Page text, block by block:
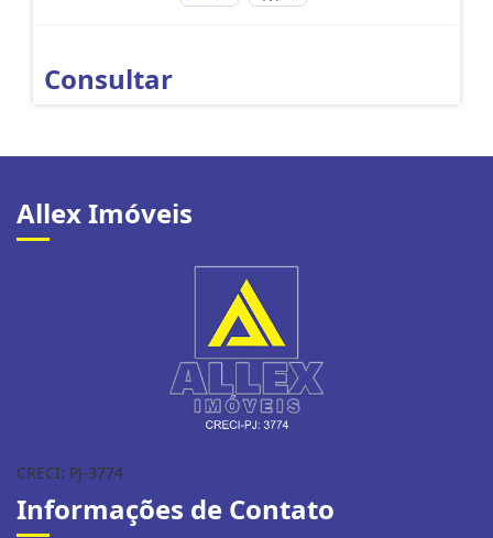
Consultar
Allex Imóveis
CRECI: PJ-3774
Informações de Contato